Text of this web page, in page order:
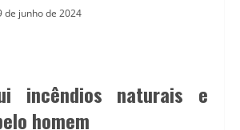
de junho de 2024
incêndios naturais e
homem